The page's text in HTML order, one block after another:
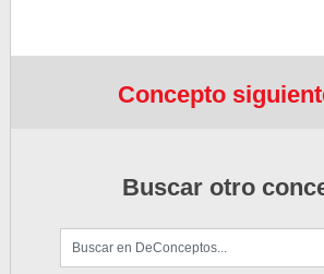
Concepto
Buscar otro